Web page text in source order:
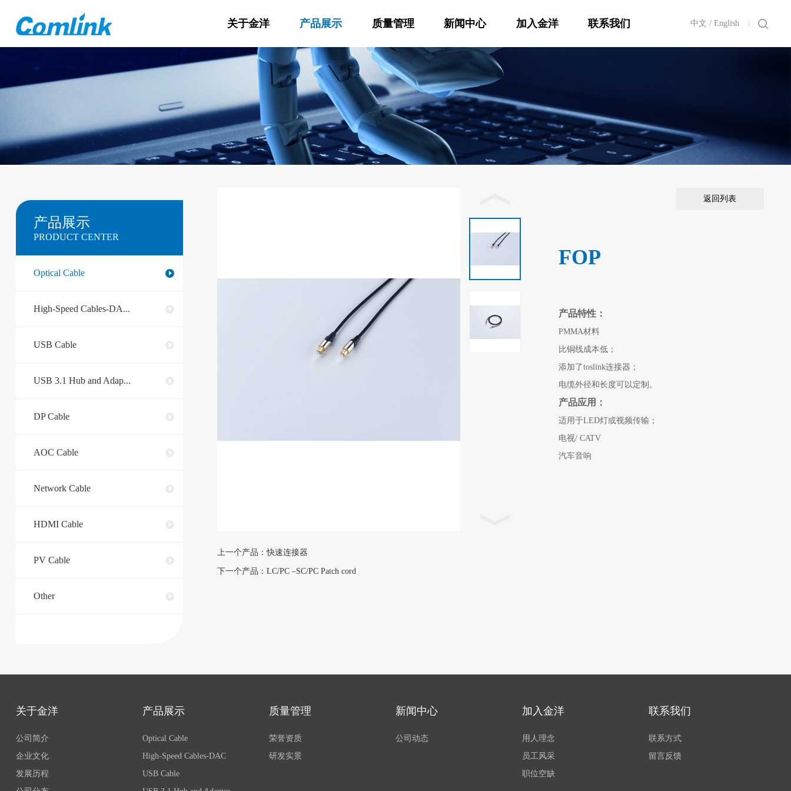
中文 /English
关于金洋 产品展示 质量管理 新闻中心 加入金洋 联系我们
产品展示
PRODUCT CENTER
Optical Cable
High-Speed Cables-DA...
USB Cable
USB 3.1 Hub and Adap...
DP Cable
AOC Cable
Network Cable
HDMI Cable
PV Cable
Other
返回列表
FOP
产品特性：
PMMA材料
比铜线成本低；
添加了toslink连接器；
电缆外径和长度可以定制。
产品应用：
适用于LED灯或视频传输；
电视/ CATV
汽车音响
上一个产品：快速连接器
下一个产品：LC/PC –SC/PC Patch cord
关于金洋
公司简介
企业文化
发展历程
产品展示
Optical Cable
High-Speed Cables-DAC
USB Cable
质量管理
荣誉资质
研发实景
新闻中心
公司动态
加入金洋
用人理念
员工风采
职位空缺
联系我们
联系方式
留言反馈